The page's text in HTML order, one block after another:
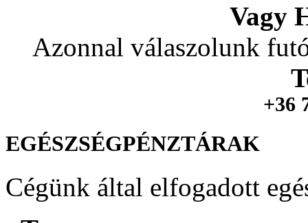
Vagy
Azonnal válaszolunk
+36
EGÉSZSÉGPÉNZTÁRAK
Cégünk által elfogadott